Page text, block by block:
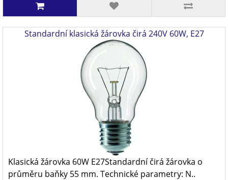
Standardní klasická žárovka čirá 240V 60W, E27
Klasická žárovka 60W E27Standardní čirá žárovka o
průměru baňky 55 mm. Technické parametry: N..